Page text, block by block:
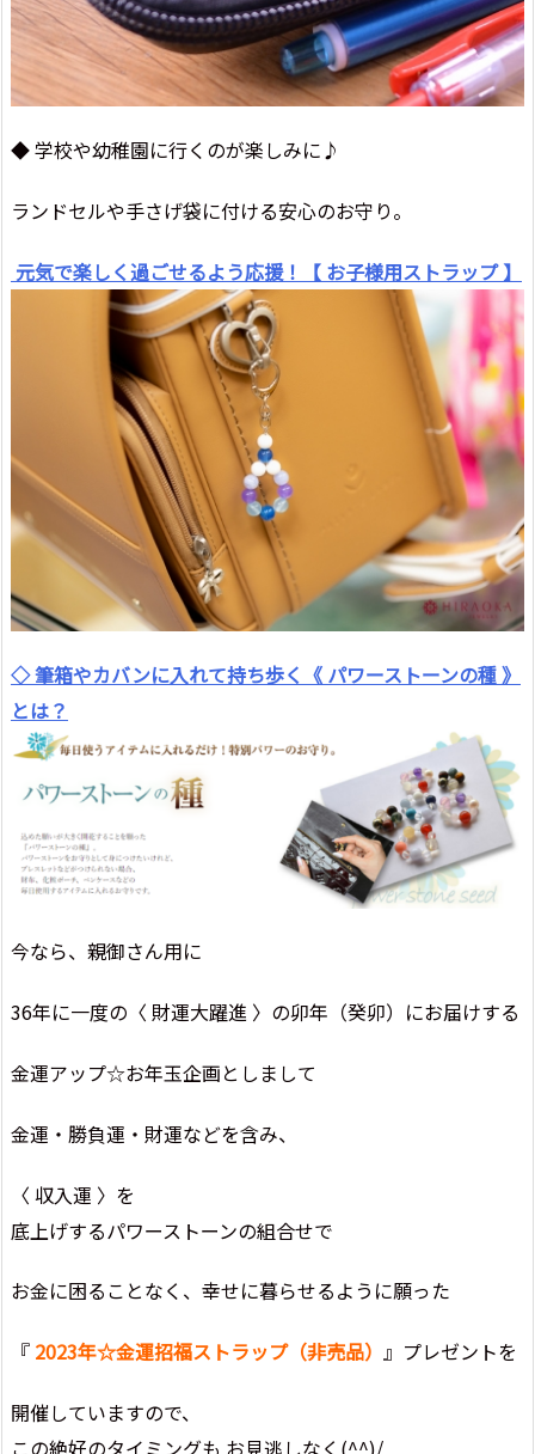
◆ 学校や幼稚園に行くのが楽しみに♪
ランドセルや手さげ袋に付ける安心のお守り。
元気で楽しく過ごせるよう応援！【 お子様用ストラップ 】
◇ 筆箱やカバンに入れて持ち歩く《 パワーストーンの種 》
とは？
今なら、親御さん用に
36年に一度の〈 財運大躍進 〉の卯年（癸卯）にお届けする
金運アップ☆お年玉企画としまして
金運・勝負運・財運などを含み、
〈 収入運 〉を
底上げするパワーストーンの組合せで
お金に困ることなく、幸せに暮らせるように願った
『 2023年☆金運招福ストラップ（非売品） 』プレゼントを
開催していますので、
この絶好のタイミングも お見逃しなく(^^)/